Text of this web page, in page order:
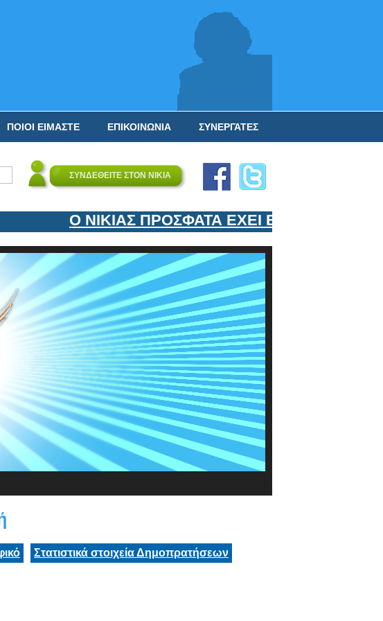
ΣΥΝΕΡΓΑΤΕΣ
ΕΠΙΚΟΙΝΩΝΙΑ
ΠΟΙΟΙ ΕΙΜΑΣΤΕ
ΣΥΝΔΕΘΕΙΤΕ ΣΤΟΝ ΝΙΚΙΑ
Ο ΝΙΚΙΑΣ ΠΡΟΣΦΑΤΑ ΕΧΕΙ ΕΝΤΑΞΕΙ ΣΤΟΝ
Στατιστικά στοιχεία Δημοπρατήσεων